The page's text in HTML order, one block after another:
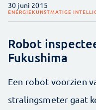
30 juni 2015
ENERGIEKUNSTMATIGE
Robot
Fukushima
Een robot voorzien
stralingsmeter gaat